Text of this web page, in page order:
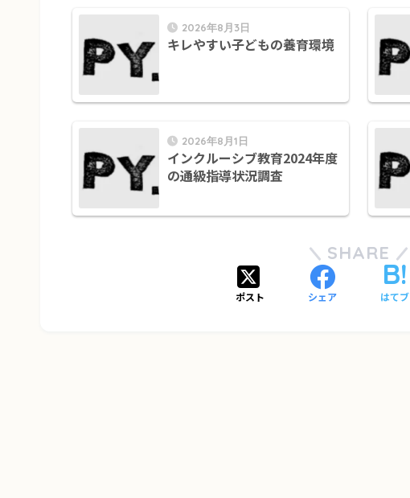
2026年8月3日
キレやすい子どもの養育環境
2026年8月1日
インクルーシブ教育2024年度
の通級指導状況調査
SHARE
ポスト シェア はてブ